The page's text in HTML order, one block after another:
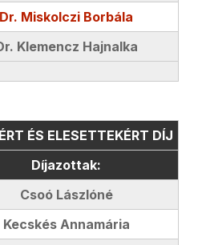
Dr. Miskolczi Borbála
Klemencz Hajnalka
ÉS ELESETTEKÉRT DÍJ
Díjazottak:
Csoó Lászlóné
Kecskés Annamária